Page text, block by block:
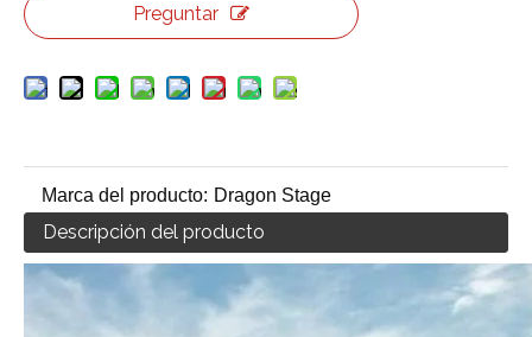
Preguntar
Marca del producto: Dragon Stage
Descripción del producto